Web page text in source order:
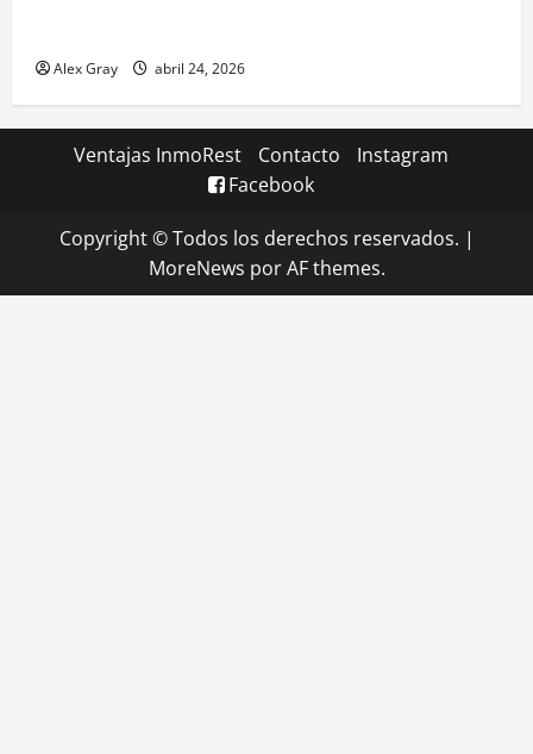
Alex Gray abril 24, 2026
Ventajas InmoRest Contacto
Instagram
Facebook
Copyright © Todos los derechos reservados. |
MoreNews por AF themes.